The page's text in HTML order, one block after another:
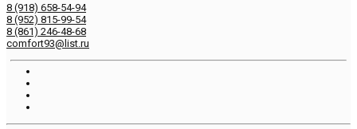
8 (918) 658-54-94
8 (952) 815-99-54
8 (861) 246-48-68
comfort93@list.ru